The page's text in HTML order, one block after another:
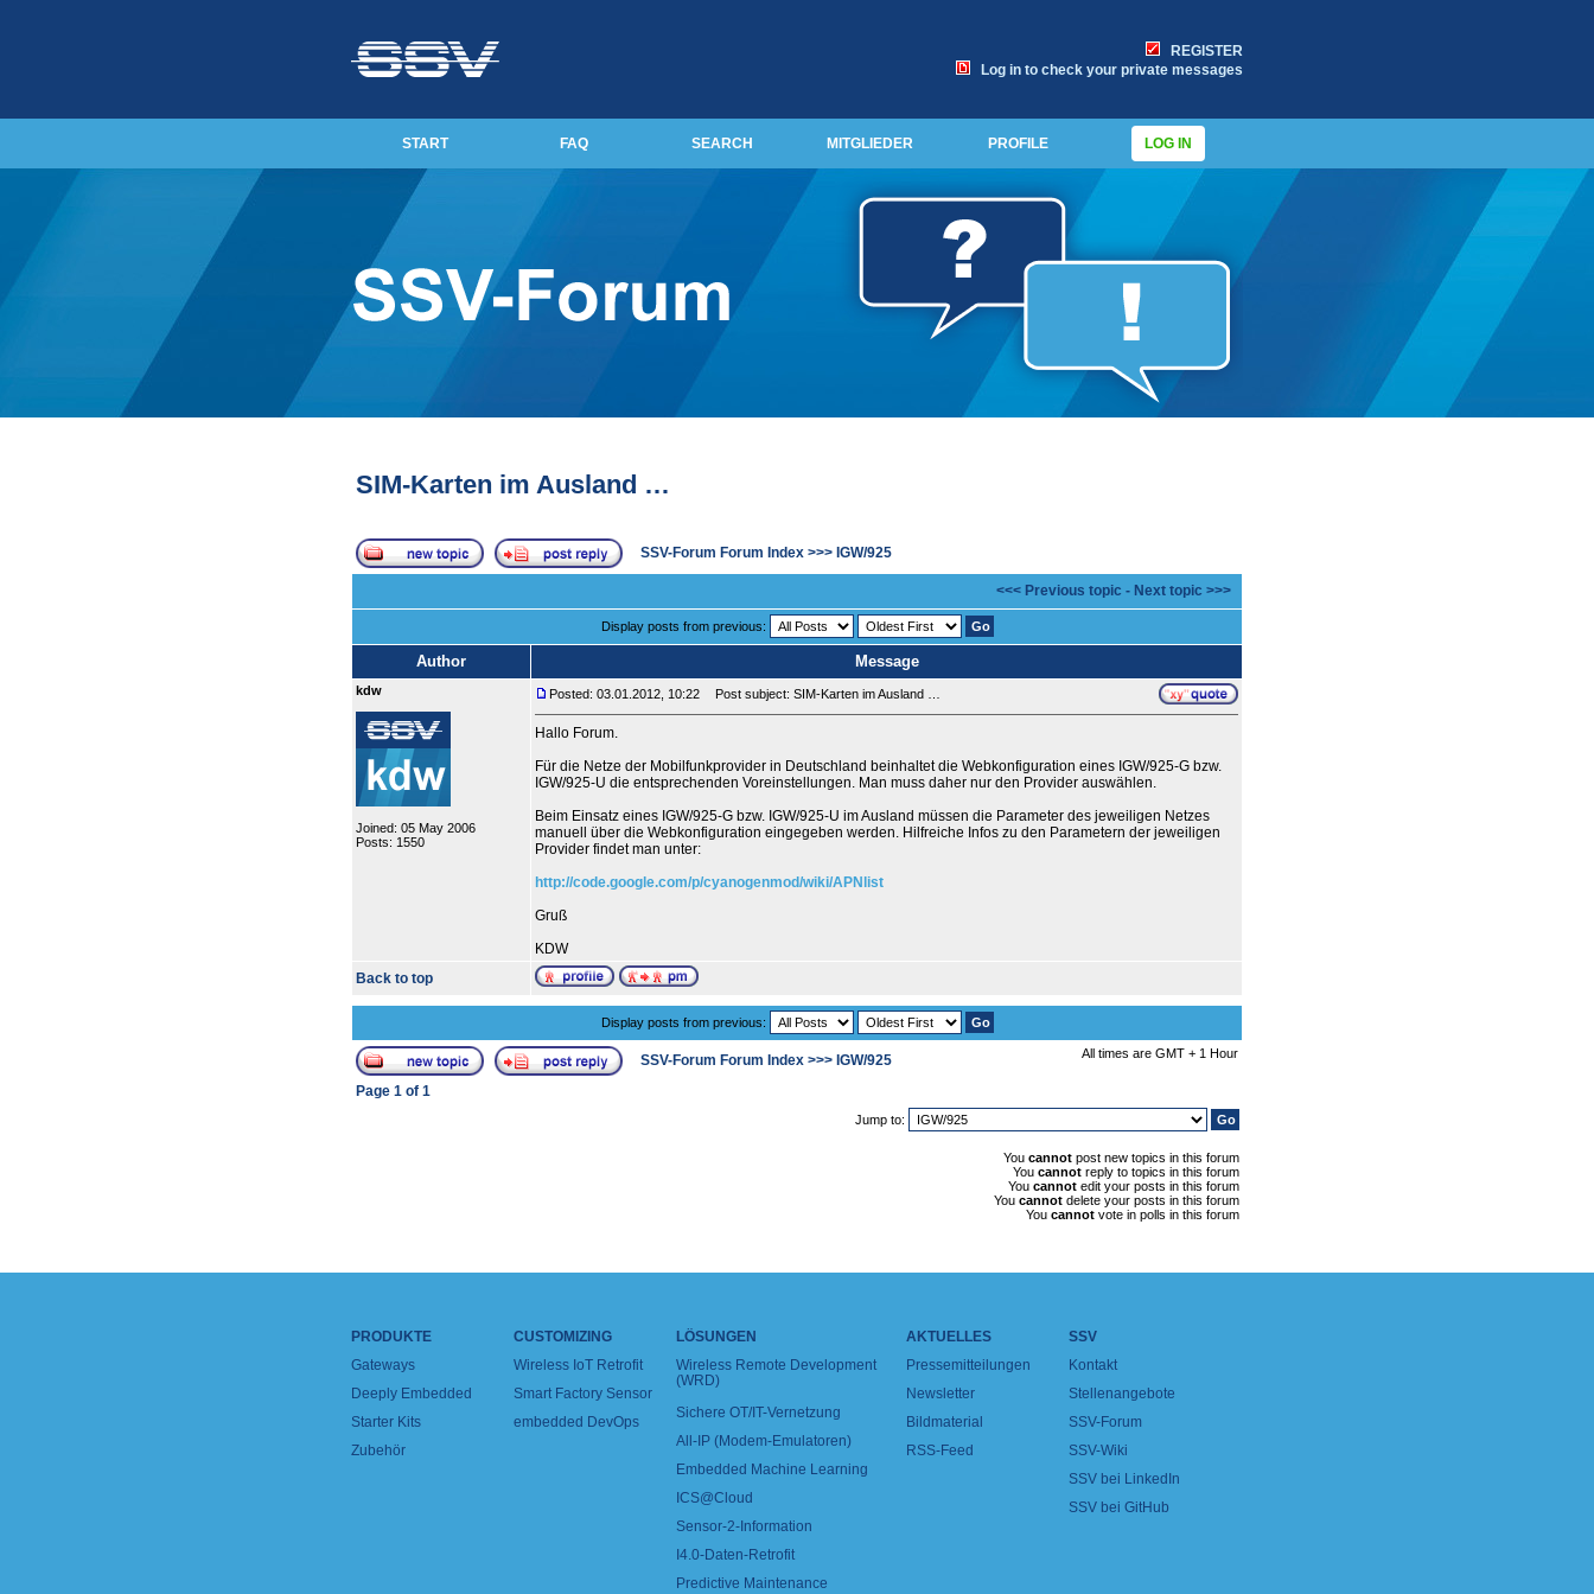
REGISTER
Log in to check your private messages
START FAQ SEARCH MITGLIEDER PROFILE LOG IN
SIM-Karten im Ausland …
SSV-Forum Forum Index >>> IGW/925
<<< Previous topic - Next topic >>>
Display posts from previous:
Author Message
kdw
Joined: 05 May 2006
Posts: 1550
Posted: 03.01.2012, 10:22 Post subject: SIM-Karten im Ausland …
Hallo Forum.
Für die Netze der Mobilfunkprovider in Deutschland beinhaltet die Webkonfiguration eines IGW/925-G bzw.
IGW/925-U die entsprechenden Voreinstellungen. Man muss daher nur den Provider auswählen.
Beim Einsatz eines IGW/925-G bzw. IGW/925-U im Ausland müssen die Parameter des jeweiligen Netzes
manuell über die Webkonfiguration eingegeben werden. Hilfreiche Infos zu den Parametern der jeweiligen
Provider findet man unter:
http://code.google.com/p/cyanogenmod/wiki/APNlist
Gruß
KDW
Back to top
Display posts from previous:
SSV-Forum Forum Index >>> IGW/925 All times are GMT + 1 Hour
Page 1 of 1
Jump to:
You cannot post new topics in this forum
You cannot reply to topics in this forum
You cannot edit your posts in this forum
You cannot delete your posts in this forum
You cannot vote in polls in this forum
PRODUKTE
Gateways
Deeply Embedded
Starter Kits
Zubehör
CUSTOMIZING
Wireless IoT Retrofit
Smart Factory Sensor
embedded DevOps
LÖSUNGEN
Wireless Remote Development
(WRD)
Sichere OT/IT-Vernetzung
All-IP (Modem-Emulatoren)
Embedded Machine Learning
ICS@Cloud
Sensor-2-Information
I4.0-Daten-Retrofit
Predictive Maintenance
AKTUELLES
Pressemitteilungen
Newsletter
Bildmaterial
RSS-Feed
SSV
Kontakt
Stellenangebote
SSV-Forum
SSV-Wiki
SSV bei LinkedIn
SSV bei GitHub